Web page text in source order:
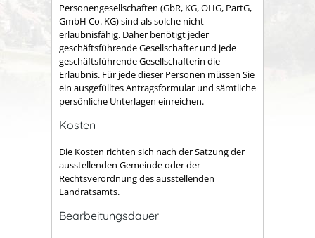
Personengesellschaften (GbR, KG, OHG, PartG,
GmbH Co. KG) sind als solche nicht
erlaubnisfähig. Daher benötigt jeder
geschäftsführende Gesellschafter und jede
geschäftsführende Gesellschafterin die
Erlaubnis. Für jede dieser Personen müssen Sie
ein ausgefülltes Antragsformular und sämtliche
persönliche Unterlagen einreichen.
Kosten
Die Kosten richten sich nach der Satzung der
ausstellenden Gemeinde oder der
Rechtsverordnung des ausstellenden
Landratsamts.
Bearbeitungsdauer